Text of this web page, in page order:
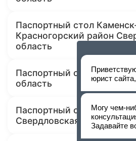
Паспортный стол
Красногорский район
область
Паспортный стол
область
Паспортный стол
Свердловская область